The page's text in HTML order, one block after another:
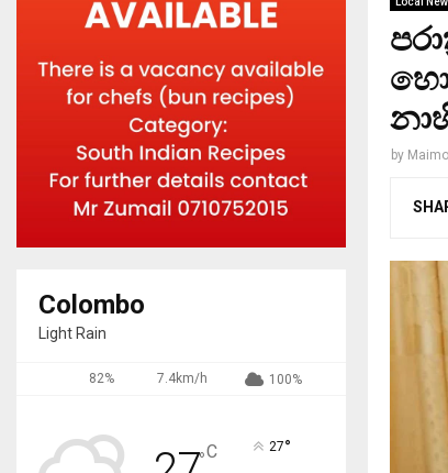
by
Colombo
Light Rain
82% 7.4km/h 100%
°C 27°